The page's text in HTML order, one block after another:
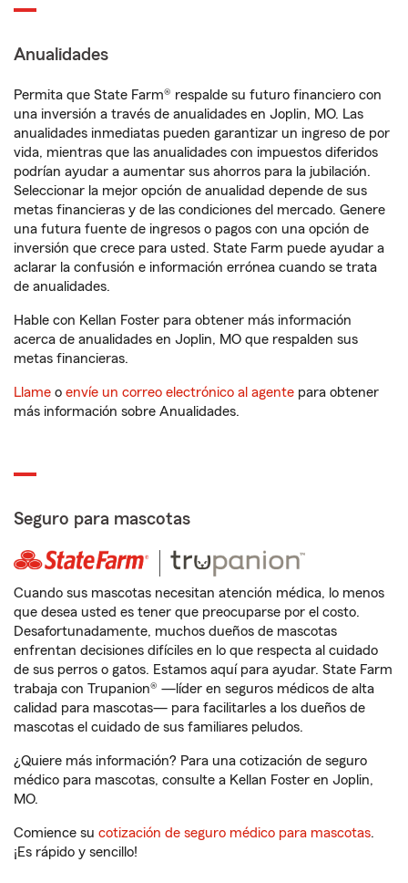
Anualidades
Permita que State Farm® respalde su futuro financiero con
una inversión a través de anualidades en Joplin, MO. Las
anualidades inmediatas pueden garantizar un ingreso de por
vida, mientras que las anualidades con impuestos diferidos
podrían ayudar a aumentar sus ahorros para la jubilación.
Seleccionar la mejor opción de anualidad depende de sus
metas financieras y de las condiciones del mercado. Genere
una futura fuente de ingresos o pagos con una opción de
inversión que crece para usted. State Farm puede ayudar a
aclarar la confusión e información errónea cuando se trata
de anualidades.
Hable con Kellan Foster para obtener más información
acerca de anualidades en Joplin, MO que respalden sus
metas financieras.
Llame o envíe un correo electrónico al agente para obtener
más información sobre Anualidades.
Seguro para mascotas
Cuando sus mascotas necesitan atención médica, lo menos
que desea usted es tener que preocuparse por el costo.
Desafortunadamente, muchos dueños de mascotas
enfrentan decisiones difíciles en lo que respecta al cuidado
de sus perros o gatos. Estamos aquí para ayudar. State Farm
trabaja con Trupanion® —líder en seguros médicos de alta
calidad para mascotas— para facilitarles a los dueños de
mascotas el cuidado de sus familiares peludos.
¿Quiere más información? Para una cotización de seguro
médico para mascotas, consulte a Kellan Foster en Joplin,
MO.
Comience su cotización de seguro médico para mascotas.
¡Es rápido y sencillo!